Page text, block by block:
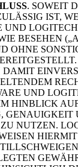
. SOWEIT
IST,
UND LOGITECH
BESEHEN
OHNE
UND
HINBLICK
GENAUIGKEIT
NUTZEN.